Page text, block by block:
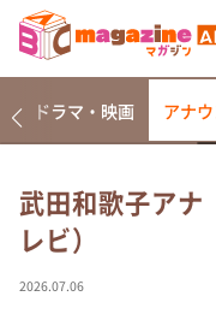
なるみ・岡村の過
相席食堂
ドラマ・映画 アナ
武田和歌子ア
レビ）
2026.07.06